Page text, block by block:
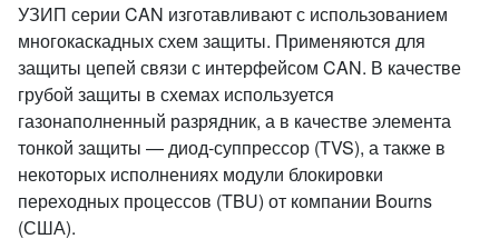
УЗИП серии CAN изготавливают с использованием
многокаскадных схем защиты. Применяются для
защиты цепей связи с интерфейсом CAN. В качестве
грубой защиты в схемах используется
газонаполненный разрядник, а в качестве элемента
тонкой защиты — диод-суппрессор (TVS), а также в
некоторых исполнениях модули блокировки
переходных процессов (TBU) от компании Bourns
(США).